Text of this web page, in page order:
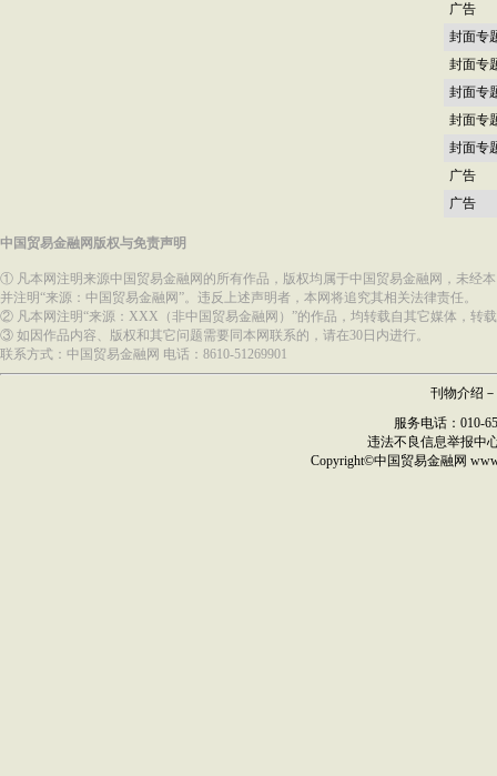
广告
封面专
封面专
封面专
封面专
封面专
广告
广告
中国贸易金融网版权与免责声明
① 凡本网注明来源中国贸易金融网的所有作品，版权均属于中国贸易金融网，未经
并注明“来源：中国贸易金融网”。违反上述声明者，本网将追究其相关法律责任。
② 凡本网注明“来源：XXX（非中国贸易金融网）”的作品，均转载自其它媒体，转
③ 如因作品内容、版权和其它问题需要同本网联系的，请在30日内进行。
联系方式：中国贸易金融网 电话：8610-51269901
刊物介绍 －
服务电话：010-
违法不良信息举报中
Copyright©中国贸易金融网